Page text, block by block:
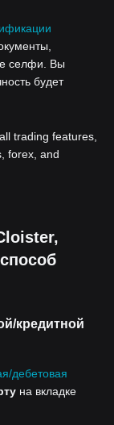
селфи. Вы
будет
trading features,
forex, and
кредитной
дебетовая
на вкладке